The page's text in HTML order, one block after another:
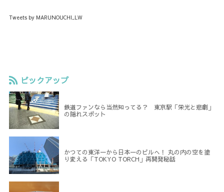
Tweets by MARUNOUCHI_LW
ピックアップ
鉄道ファンなら当然知ってる？ 東京駅「栄光と悲劇」
の隠れスポット
かつての東洋一から日本一のビルへ！ 丸の内の空を塗
り変える「TOKYO TORCH」再開発秘話